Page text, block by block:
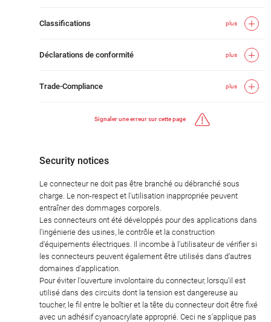
Classifications plus
Déclarations de conformité plus
Trade-Compliance plus
Signaler une erreur sur cette page
Security notices
Le connecteur ne doit pas être branché ou débranché sous
charge. Le non-respect et l'utilisation inappropriée peuvent
entraîner des dommages corporels.
Les connecteurs ont été développés pour des applications dans
l'ingénierie des usines, le contrôle et la construction
d'équipements électriques. Il incombe à l'utilisateur de vérifier si
les connecteurs peuvent également être utilisés dans d'autres
domaines d'application.
Pour éviter l'ouverture involontaire du connecteur, lorsqu'il est
utilisé dans des circuits dont la tension est dangereuse au
toucher, le fil entre le boîtier et la tête du connecteur doit être fixé
avec un adhésif cyanoacrylate approprié. Ceci ne s'applique pas